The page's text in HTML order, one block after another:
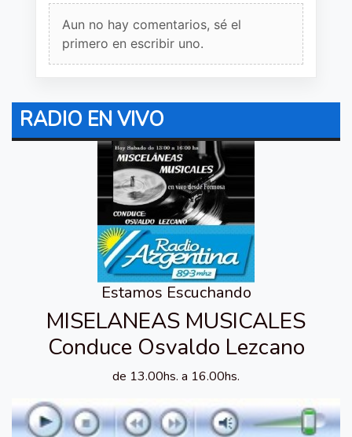
Aun no hay comentarios, sé el
primero en escribir uno.
RADIO EN VIVO
Estamos Escuchando
MISELANEAS MUSICALES
Conduce Osvaldo Lezcano
de 13.00hs. a 16.00hs.